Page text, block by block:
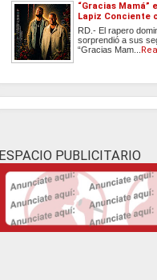
“Gracias Mamá”
Lapiz Conciente
RD.- El rapero
sorprendió a sus
“Gracias Mam...
ESPACIO PUBLICITARIO